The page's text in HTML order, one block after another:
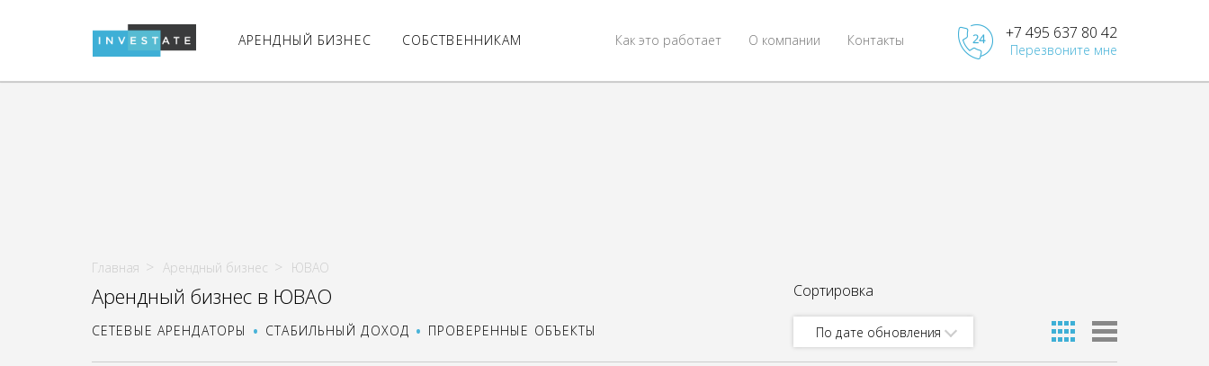
АРЕНДНЫЙ БИЗНЕС СОБСТВЕННИКАМ Контакты
О компании
Как это работает +7 495 637 80 42
Перезвоните мне
Главная Арендный бизнес ЮВАО
Арендный бизнес в ЮВАО
СЕТЕВЫЕ АРЕНДАТОРЫ СТАБИЛЬНЫЙ ДОХОД ПРОВЕРЕННЫЕ ОБЪЕКТЫ
Сортировка
По дате обновления